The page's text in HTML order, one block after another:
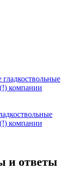
компании
и ответы